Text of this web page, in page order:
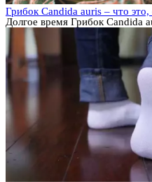
Грибок Candida auris – что
Долгое время Грибок Candida